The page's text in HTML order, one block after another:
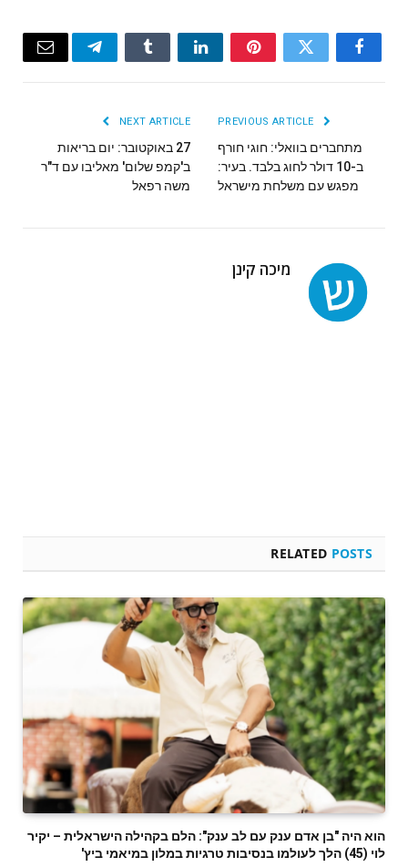
Facebook
Twitter
Pinterest
LinkedIn
Tumblr
Telegram
Email
מתחברים בוואלי: חוגי חורף
ב-10 דולר לחוג בלבד. בעיר:
מפגש עם משלחת מישראל
NEXT ARTICLE
27 באוקטובר: יום בריאות
ב'קמפ שלום' מאליבו עם ד"ר
משה רפאל
מיכה קינן
RELATED POSTS
הוא היה "בן אדם ענק עם לב ענק": הלם בקהילה הישראלית – יקיר
לוי (45) הלך לעולמו בנסיבות טרגיות במלון במיאמי ביץ'